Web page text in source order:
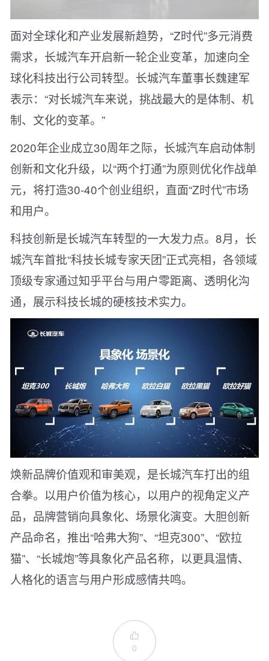
面对全球化和产业发展新趋势，“Z时代”多元消费
需求，长城汽车开启新一轮企业变革，加速向全
球化科技出行公司转型。长城汽车董事长魏建军
表示：“对长城汽车来说，挑战最大的是体制、机
制、文化的变革。”
2020年企业成立30周年之际，长城汽车启动体制
创新和文化升级，以“两个打通”为原则优化作战单
元，将打造30-40个创业组织，直面“Z时代”市场
和用户。
科技创新是长城汽车转型的一大发力点。8月，长
城汽车首批“科技长城专家天团”正式亮相，各领域
顶级专家通过知乎平台与用户零距离、透明化沟
通，展示科技长城的硬核技术实力。
焕新品牌价值观和审美观，是长城汽车打出的组
合拳。以用户价值为核心，以用户的视角定义产
品，品牌营销向具象化、场景化演变。大胆创新
产品命名，推出“哈弗大狗”、“坦克300”、“欧拉
猫”、“长城炮”等具象化产品名称，以更具温情、
人格化的语言与用户形成感情共鸣。

0